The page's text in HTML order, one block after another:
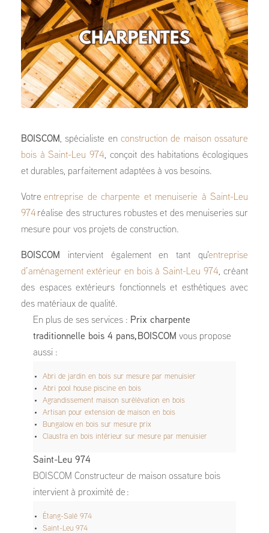
BOISCOM , spécialiste en construction de maison ossature
bois à Saint-Leu 974, conçoit des habitations écologiques
et durables, parfaitement adaptées à vos besoins.
Votreentreprise de charpente et menuiserie à Saint-Leu
974 réalise des structures robustes et des menuiseries sur
mesure pour vos projets de construction.
BOISCOM intervient également en tant qu'entreprise
d’aménagement extérieur en bois à Saint-Leu 974, créant
des espaces extérieurs fonctionnels et esthétiques avec
des matériaux de qualité.
En plus de ses services : Prix charpente
traditionnelle bois 4 pans, BOISCOM vous propose
aussi :
Abri de jardin en bois sur mesure par menuisier
Abri pool house piscine en bois
Agrandissement maison surélévation en bois
Artisan pour extension de maison en bois
Bungalow en bois sur mesure prix
Claustra en bois intérieur sur mesure par menuisier
Saint-Leu 974
BOISCOM Constructeur de maison ossature bois
intervient à proximité de :
Étang-Salé 974
Saint-Leu 974